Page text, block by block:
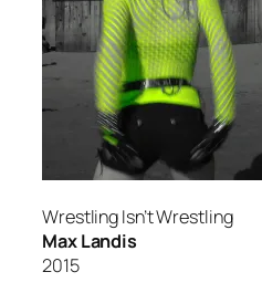
Wrestling Isn’t Wrestling
Max Landis
2015